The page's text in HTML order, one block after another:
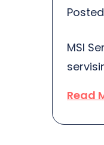
MSI
Read